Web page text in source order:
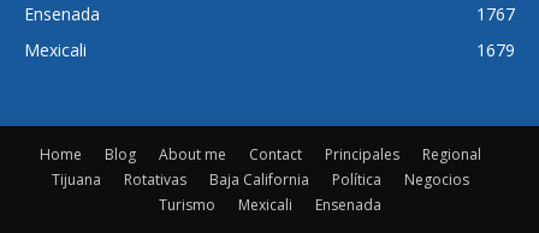
Ensenada
1767
Mexicali
1679
Home Blog About me Contact Principales
Regional
Tijuana
Rotativas Baja California Política
Negocios
Turismo
Mexicali Ensenada